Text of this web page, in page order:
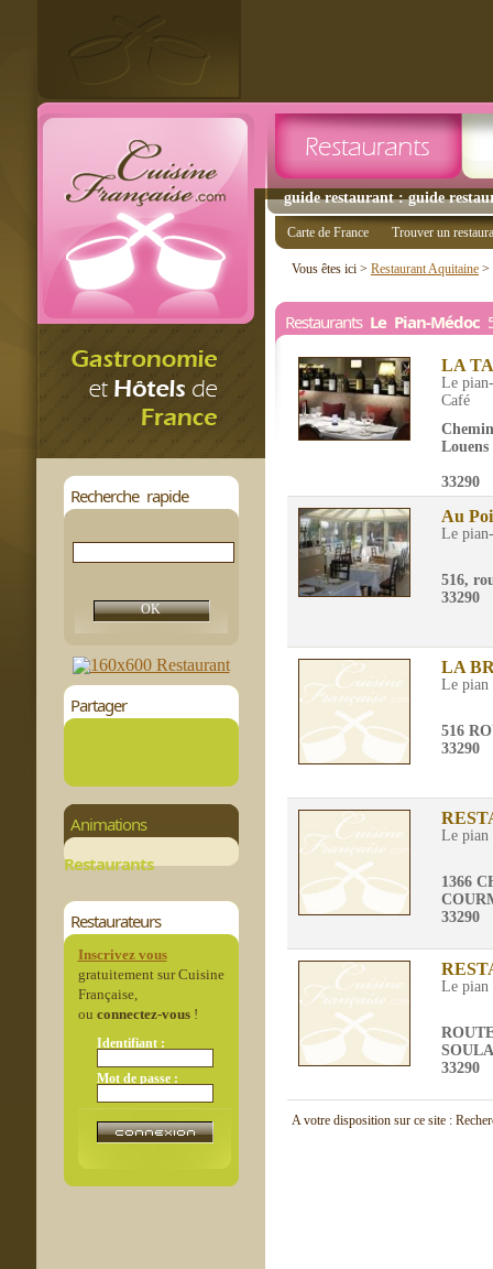
guide restaurant : guide
Recherche rapide
Partager
Animations
Restaurants
Restaurateurs
Inscrivez vous
gratuitement sur Cuisine
Française,
ou connectez-vous!
Identifiant :
Mot de passe :
Carte de France Trouver un
Vous êtes ici > Restaurant Aquitaine >
Restaurants Le Pian-Médoc
LA
Le
Café
Louens
33290
Au
Le
516,
33290
LA
Le pian
516
33290
Le pian
1366
33290
Le pian
33290
A votre disposition sur ce site :